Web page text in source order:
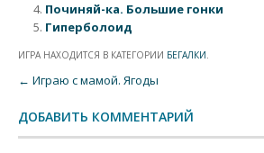
Починяй-ка. Большие гонки
Гиперболоид
ИГРА НАХОДИТСЯ В КАТЕГОРИИ БЕГАЛКИ.
Post navigation
← Играю с мамой. Ягоды
ДОБАВИТЬ КОММЕНТАРИЙ